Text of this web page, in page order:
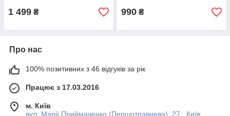
1 499 ₴ 990 ₴
Про нас
100% позитивних з 46 відгуків за рік
Працює з 17.03.2016
м. Київ
вул. Марії Приймаченко (Першотравнева), 27 , Київ,